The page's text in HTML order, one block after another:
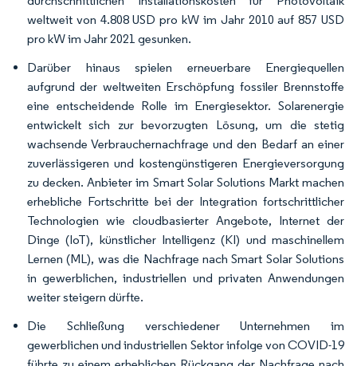
weltweit von 4.808 USD pro kW im Jahr 2010 auf 857 USD
pro kW im Jahr 2021 gesunken.
Darüber hinaus spielen erneuerbare Energiequellen
aufgrund der weltweiten Erschöpfung fossiler Brennstoffe
eine entscheidende Rolle im Energiesektor. Solarenergie
entwickelt sich zur bevorzugten Lösung, um die stetig
wachsende Verbrauchernachfrage und den Bedarf an einer
zuverlässigeren und kostengünstigeren Energieversorgung
zu decken. Anbieter im Smart Solar Solutions Markt machen
erhebliche Fortschritte bei der Integration fortschrittlicher
Technologien wie cloudbasierter Angebote, Internet der
Dinge (IoT), künstlicher Intelligenz (KI) und maschinellem
Lernen (ML), was die Nachfrage nach Smart Solar Solutions
in gewerblichen, industriellen und privaten Anwendungen
weiter steigern dürfte.
Die Schließung verschiedener Unternehmen im
gewerblichen und industriellen Sektor infolge von COVID-19